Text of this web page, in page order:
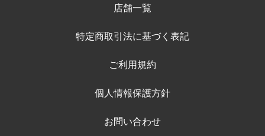
店舗一覧
特定商取引法に基づく表記
ご利用規約
個人情報保護方針
お問い合わせ